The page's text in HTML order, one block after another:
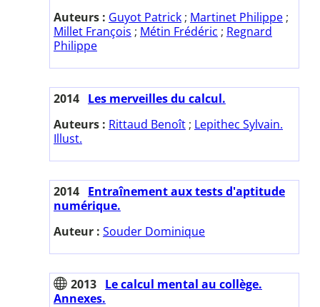
Auteurs : Guyot Patrick ; Martinet Philippe ;
Millet François ; Métin Frédéric ; Regnard
Philippe
2014 Les merveilles du calcul.
Auteurs : Rittaud Benoît ; Lepithec Sylvain.
Illust.
2014 Entraînement aux tests d'aptitude
numérique.
Auteur : Souder Dominique
2013 Le calcul mental au collège.
Annexes.